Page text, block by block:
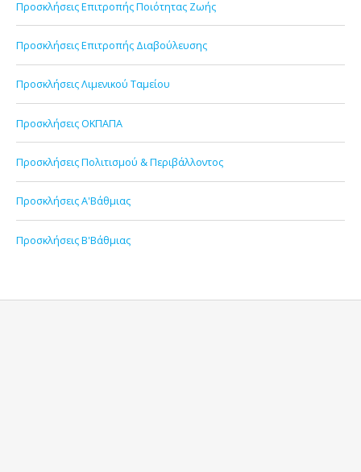
Προσκλήσεις Επιτροπής Ποιότητας Ζωής
Προσκλήσεις Επιτροπής Διαβούλευσης
Προσκλήσεις Λιμενικού Ταμείου
Προσκλήσεις ΟΚΠΑΠΑ
Προσκλήσεις Πολιτισμού & Περιβάλλοντος
Προσκλήσεις Α'Βάθμιας
Προσκλήσεις Β'Βάθμιας